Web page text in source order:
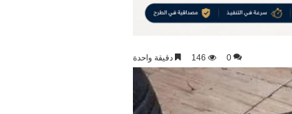
0
146 دقيقة واحدة